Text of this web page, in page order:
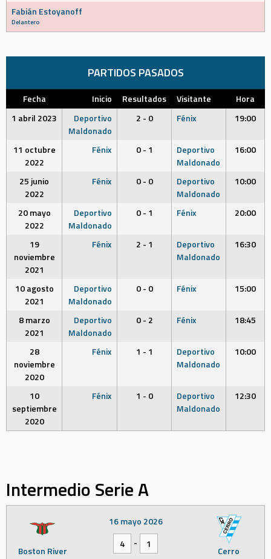
Fabián Estoyanoff
Delantero
PARTIDOS PASADOS
Fecha Inicio Resultados Visitante
Hora
1 abril 2023
Deportivo
Maldonado
2 - 0 Fénix 19:00
11 octubre
2022
Fénix 0 - 1
Deportivo
Maldonado
16:00
25 junio
2022
Fénix 0 - 0
Deportivo
Maldonado
10:00
20 mayo
2022
Deportivo
Maldonado
0 - 1 Fénix 20:00
19
noviembre
2021
Fénix 2 - 1
Deportivo
Maldonado
16:30
10 agosto
2021
Deportivo
Maldonado
0 - 0 Fénix 15:00
8 marzo
2021
Deportivo
Maldonado
0 - 2 Fénix 18:45
28
noviembre
2020
Fénix 1 - 1
Deportivo
Maldonado
10:00
10
septiembre
2020
Fénix 1 - 0
Deportivo
Maldonado
12:30
Intermedio Serie A
Boston River Cerro
16 mayo 2026
4
-
1